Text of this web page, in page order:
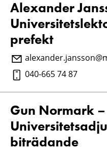
Alexander
prefekt
040-665 74 87
Gun Normark –
biträdande